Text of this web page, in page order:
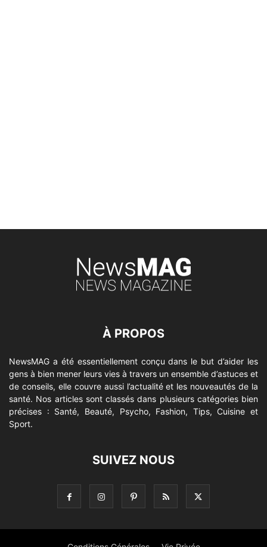
À PROPOS
NewsMAG a été essentiellement conçu dans le but d’aider les
gens à bien mener leurs vies à travers un ensemble d’astuces et
de conseils, elle couvre aussi l’actualité et les nouveautés de la
santé. Nos articles sont classés dans plusieurs catégories bien
précises : Santé, Beauté, Psycho, Fashion, Tips, Cuisine et
Sport.
SUIVEZ NOUS